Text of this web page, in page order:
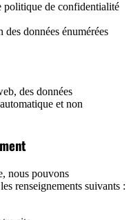
politique de confidentialité
données énumérées
des données
et non
nous pouvons
renseignements suivants :